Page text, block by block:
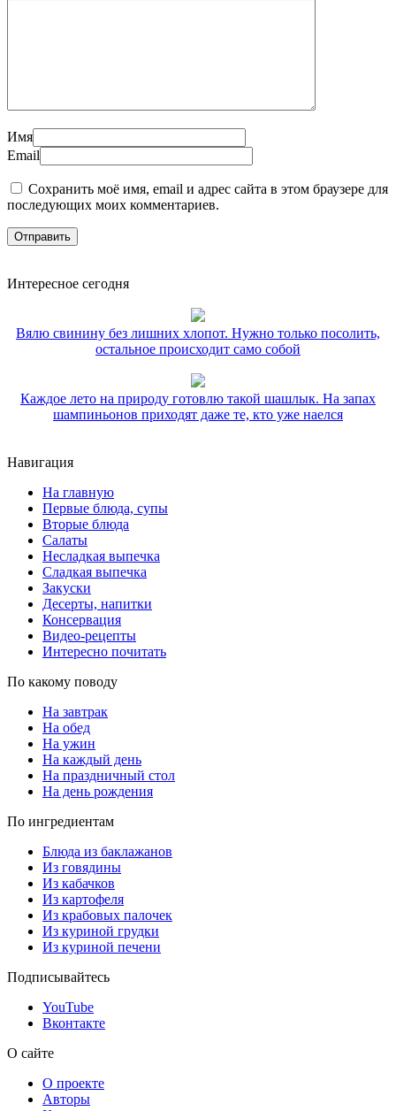
Имя
Email
Сохранить моё имя, email и адрес сайта в этом браузере для
последующих моих комментариев.
Интересное сегодня
Вялю свинину без лишних хлопот. Нужно только посолить,
остальное происходит само собой
Каждое лето на природу готовлю такой шашлык. На запах
шампиньонов приходят даже те, кто уже наелся
Навигация
На главную
Первые блюда, супы
Вторые блюда
Салаты
Несладкая выпечка
Сладкая выпечка
Закуски
Десерты, напитки
Консервация
Видео-рецепты
Интересно почитать
По какому поводу
На завтрак
На обед
На ужин
На каждый день
На праздничный стол
На день рождения
По ингредиентам
Блюда из баклажанов
Из говядины
Из кабачков
Из картофеля
Из крабовых палочек
Из куриной грудки
Из куриной печени
Подписывайтесь
YouTube
Вконтакте
О сайте
О проекте
Авторы